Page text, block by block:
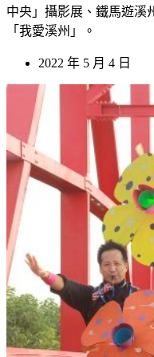
中央」攝影展、鐵馬遊溪
「我愛溪州」。
2022 年 5 月 4 日